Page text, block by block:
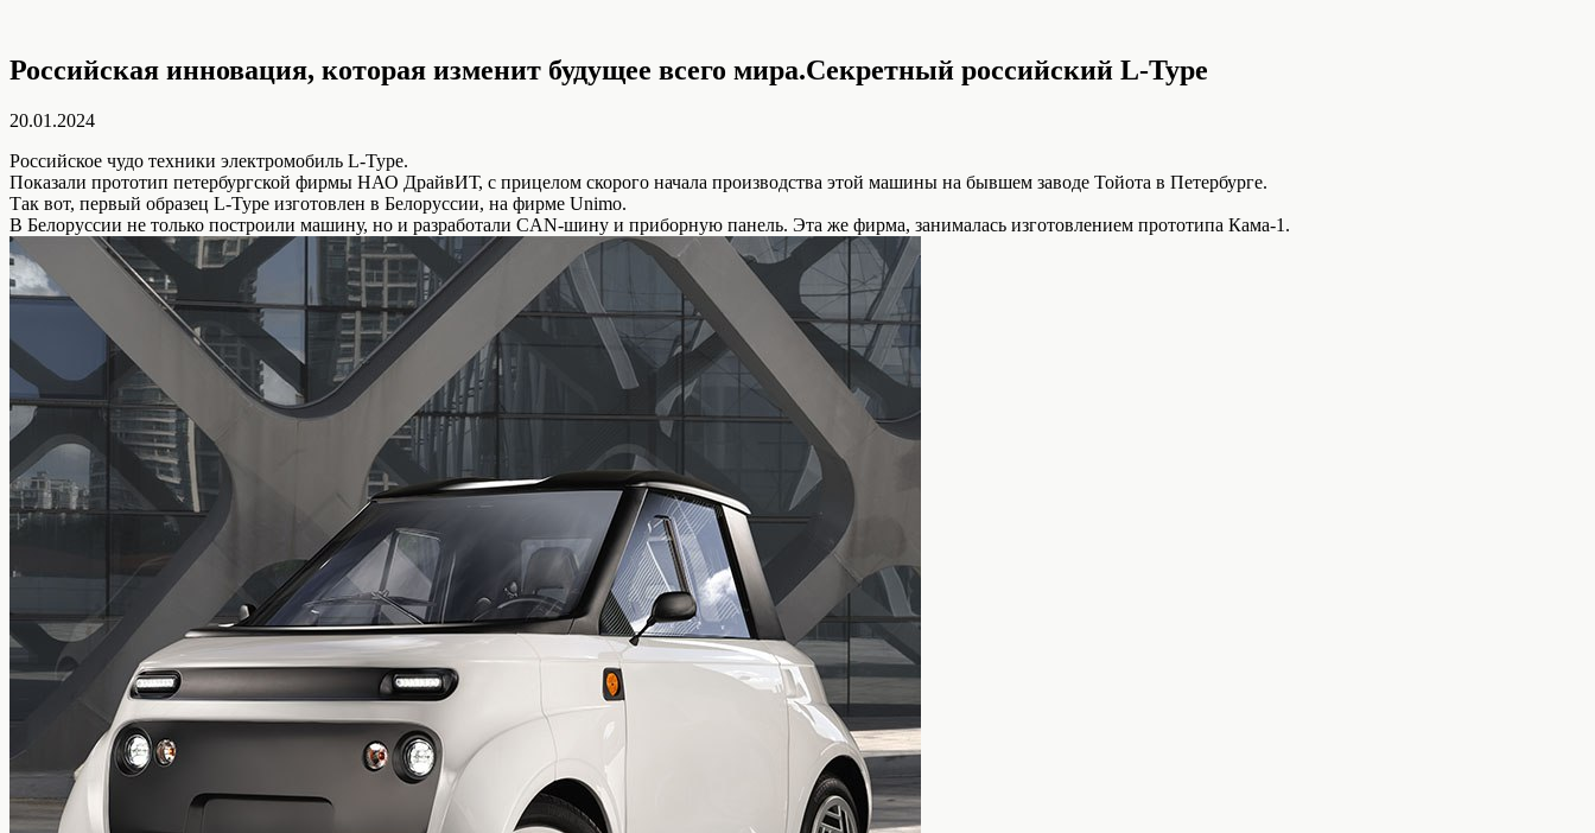
Российская инновация, которая изменит будущее всего мира.Секретный российский L-Type
20.01.2024
Российское чудо техники электромобиль L-Type.
Показали прототип петербургской фирмы НАО ДрайвИТ, с прицелом скорого начала производства этой машины на бывшем заводе Тойота в Петербурге.
Так вот, первый образец L-Type изготовлен в Белоруссии, на фирме Unimo.
В Белоруссии не только построили машину, но и разработали CAN-шину и приборную панель. Эта же фирма, занималась изготовлением прототипа Кама-1.